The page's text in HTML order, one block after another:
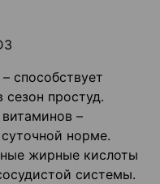
способствует
простуд.
–
норме.
жирные кислоты
системы.